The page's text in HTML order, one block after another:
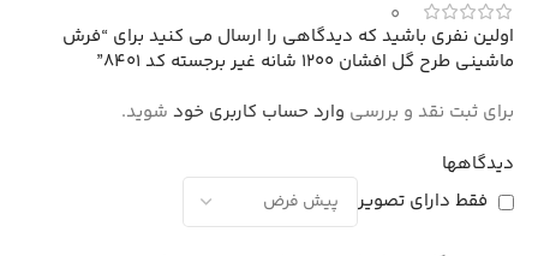
0
دیدگاهها
فقط دارای تصویر
اولین نفری باشید که دیدگاهی را ارسال می کنید برای “فرش
ماشینی طرح گل افشان 1200 شانه غیر برجسته کد 8401”
برای ثبت نقد و بررسی وارد حساب کاربری خود شوید.